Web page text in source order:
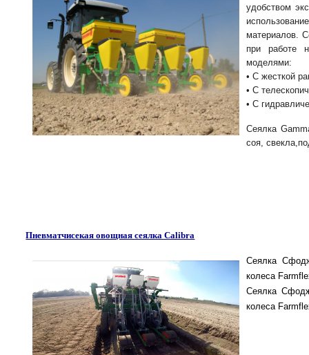
удобством
материалов.
при работе
моделями:
• С жесткой
• С
• С
Сеялка
соя,
Пневматчисекая овощная сеялка Calibra
Сеялка
колеса
Сеялка
колеса